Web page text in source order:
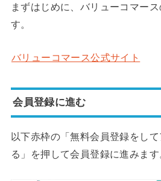
まずはじめに、バリューコマー
す。
バリューコマース公式サイト
会員登録に進む
以下赤枠の「無料会員登録をし
る」を押して会員登録に進みます